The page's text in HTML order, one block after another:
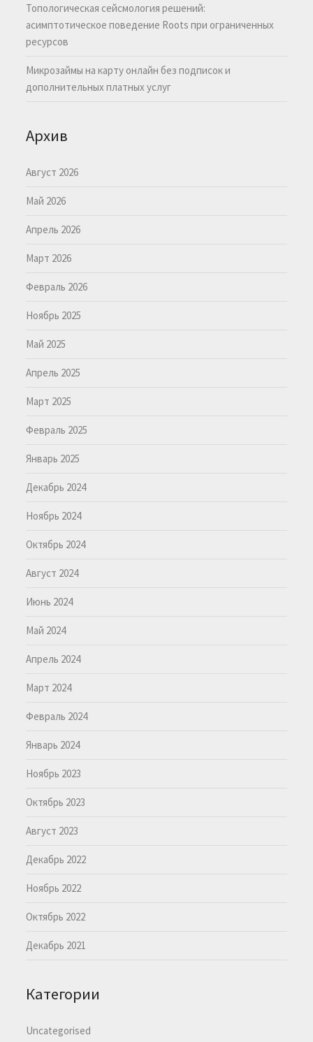
Топологическая сейсмология решений:
асимптотическое поведение Roots при ограниченных
ресурсов
Микрозаймы на карту онлайн без подписок и
дополнительных платных услуг
Архив
Август 2026
Май 2026
Апрель 2026
Март 2026
Февраль 2026
Ноябрь 2025
Май 2025
Апрель 2025
Март 2025
Февраль 2025
Январь 2025
Декабрь 2024
Ноябрь 2024
Октябрь 2024
Август 2024
Июнь 2024
Май 2024
Апрель 2024
Март 2024
Февраль 2024
Январь 2024
Ноябрь 2023
Октябрь 2023
Август 2023
Декабрь 2022
Ноябрь 2022
Октябрь 2022
Декабрь 2021
Категории
Uncategorised